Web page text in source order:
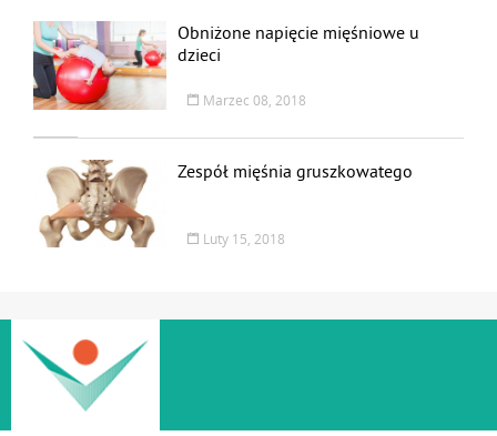
Obniżone napięcie mięśniowe u
dzieci
Marzec 08, 2018
Zespół mięśnia gruszkowatego
Luty 15, 2018